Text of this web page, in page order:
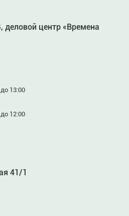
деловой центр «Времена
13:00
12:00
41/1